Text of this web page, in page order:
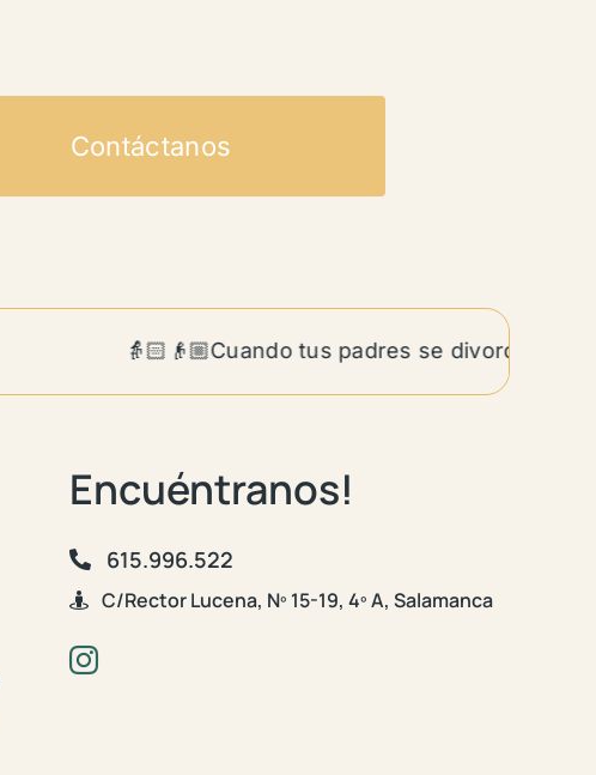
Contáctanos
👵🏻👴🏼Cuando tus padres se divorcian
Encuéntranos!
615.996.522
C/Rector Lucena, Nº 15-19, 4º A, Salamanca